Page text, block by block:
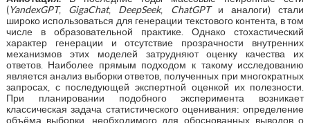
(YandexGPT, GigaChat, DeepSeek, ChatGPTи аналоги) стали
широко использоваться для генерации текстового контента, в том
числе в образовательной практике. Однако стохастический
характер генерации и отсутствие прозрачности внутренних
механизмов этих моделей затрудняют оценку качества их
ответов. Наиболее прямым подходом к такому исследованию
является анализ выборки ответов, полученных при многократных
запросах, с последующей экспертной оценкой их полезности.
При планировании подобного эксперимента возникает
классическая задача статистического оценивания: определение
объёма выборки, необходимого для обоснованных выводов о